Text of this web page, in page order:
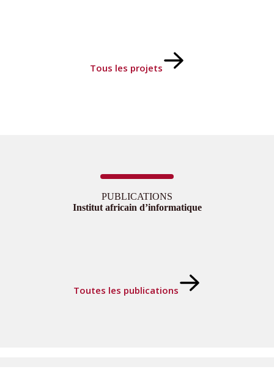
Tous les projets
PUBLICATIONS
Institut africain d’informatique
Toutes les publications